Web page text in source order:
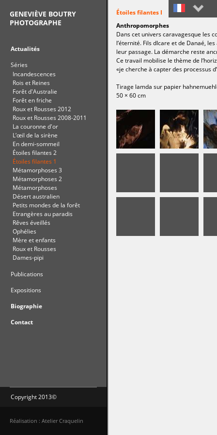
Étoiles filantes I
Anthropomorphes
Dans cet univers caravagesque les
l‘éternité. Fils dIcare et de Danaé,
leur passage. La démarche reste
Ce travail mobilise le thème de
«je cherche à capter des processus
Tirage lamda sur papier
50 × 60 cm
GENEVIÈVE BOUTRY
PHOTOGRAPHE
Actualités
Séries
Incandescences
Rois et Reines
Forêt d'Australie
Forêt en friche
Roux et Rousses 2012
Roux et Rousses 2008-2011
La couronne d'or
L’œil de la sirène
En demi-sommeil
Étoiles filantes 2
Étoiles filantes 1
Métamorphoses 3
Métamorphoses 2
Métamorphoses
Désert australien
Petits mondes de la forêt
Etrangères au paradis
Rêves éveillés
Ophélies
Mère et enfants
Roux et Rousses
Dames-pipi
Publications
Expositions
Biographie
Contact
Copyright 2013©
Réalisation : Atelier Craquelin
English